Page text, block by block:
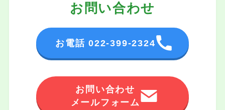
お問い合わせ
お電話 022-399-2324
お問い合わせ
メールフォーム